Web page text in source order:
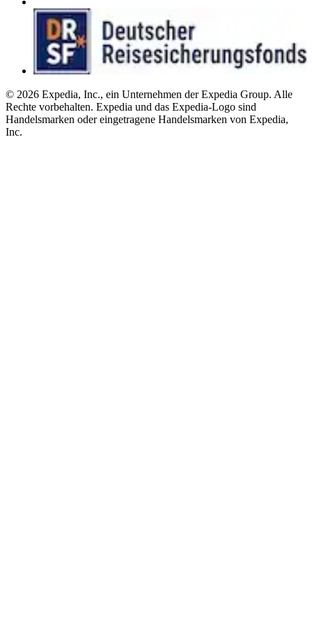
© 2026 Expedia, Inc., ein Unternehmen der Expedia Group. Alle
Rechte vorbehalten. Expedia und das Expedia-Logo sind
Handelsmarken oder eingetragene Handelsmarken von Expedia,
Inc.